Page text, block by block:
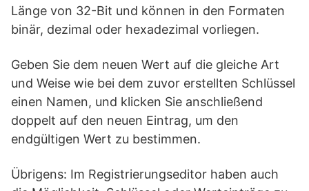
Länge von 32-Bit und können in den Formaten
binär, dezimal oder hexadezimal vorliegen.
Geben Sie dem neuen Wert auf die gleiche Art
und Weise wie bei dem zuvor erstellten Schlüssel
einen Namen, und klicken Sie anschließend
doppelt auf den neuen Eintrag, um den
endgültigen Wert zu bestimmen.
Übrigens: Im Registrierungseditor haben auch